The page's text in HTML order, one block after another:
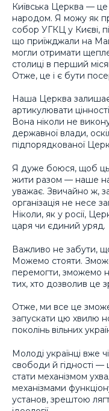
Київська Церква — це
народом. Я можу як
собор УГКЦ у Києві,
що приїжджали на
могли отримати
столиці в перший
Отже, це і є бути
Наша Церква
артикулювати
Вона ніколи не
державної влади,
підпорядкованої
Я дуже боюся, щоб
жити разом — наше
уважає. Звичайно ж,
організація не несе
Ніколи, як у росії,
царя чи єдиний уряд.
Важливо не забути,
Можемо стояти.
перемогти, зможемо
тих, хто дозволив це
Отже, ми все це
запускати цю хвилю
поколінь вільних
Молоді українці вже
свободи й гідності
стати механізмом
механізмами
установ, зрештою